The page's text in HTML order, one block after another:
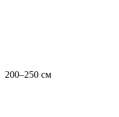
200–250 см